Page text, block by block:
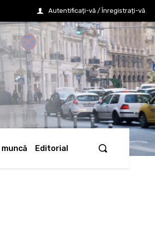
Autentificați-vă / Înregistrați-vă
Editorial